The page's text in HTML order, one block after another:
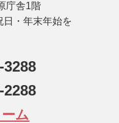
庁舎1階
日・年末年始を
3288
2288
ム